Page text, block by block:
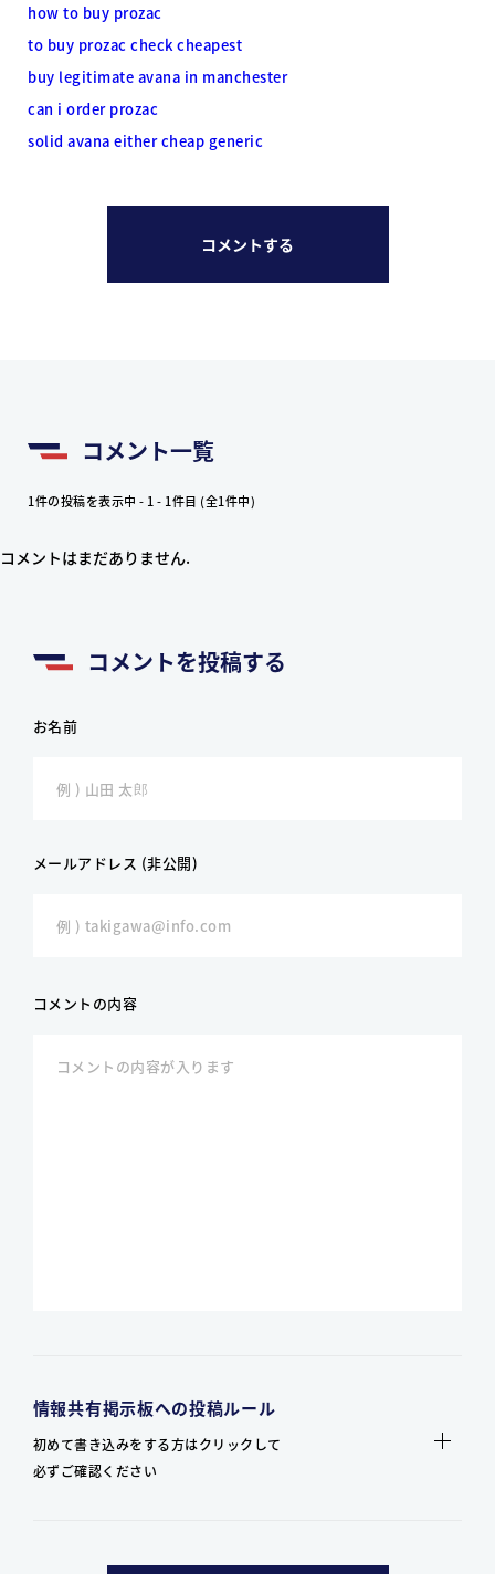
how to buy prozac
to buy prozac check cheapest
buy legitimate avana in manchester
can i order prozac
solid avana either cheap generic
コメントする
コメント一覧
1件の投稿を表示中 - 1 - 1件目 (全1件中)
コメントはまだありません.
コメントを投稿する
お名前
メールアドレス (非公開)
コメントの内容
情報共有掲示板への投稿ルール
初めて書き込みをする方はクリックして
必ずご確認ください